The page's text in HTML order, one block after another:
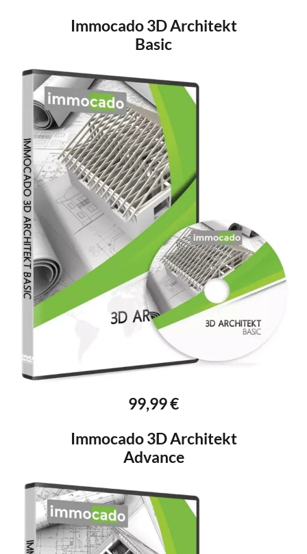
Immocado 3D Architekt
Basic
99,99 €
Immocado 3D Architekt
Advance